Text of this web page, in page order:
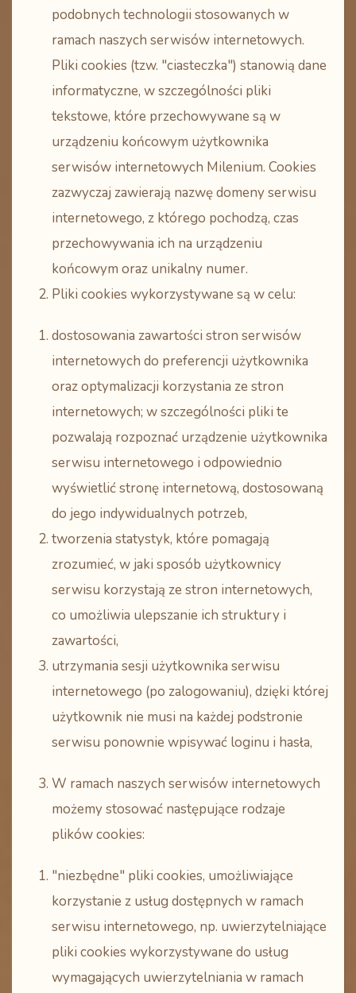
podobnych technologii stosowanych w
ramach naszych serwisów internetowych.
Pliki cookies (tzw. "ciasteczka") stanowią dane
informatyczne, w szczególności pliki
tekstowe, które przechowywane są w
urządzeniu końcowym użytkownika
serwisów internetowych Milenium. Cookies
zazwyczaj zawierają nazwę domeny serwisu
internetowego, z którego pochodzą, czas
przechowywania ich na urządzeniu
końcowym oraz unikalny numer.
Pliki cookies wykorzystywane są w celu:
dostosowania zawartości stron serwisów
internetowych do preferencji użytkownika
oraz optymalizacji korzystania ze stron
internetowych; w szczególności pliki te
pozwalają rozpoznać urządzenie użytkownika
serwisu internetowego i odpowiednio
wyświetlić stronę internetową, dostosowaną
do jego indywidualnych potrzeb,
tworzenia statystyk, które pomagają
zrozumieć, w jaki sposób użytkownicy
serwisu korzystają ze stron internetowych,
co umożliwia ulepszanie ich struktury i
zawartości,
utrzymania sesji użytkownika serwisu
internetowego (po zalogowaniu), dzięki której
użytkownik nie musi na każdej podstronie
serwisu ponownie wpisywać loginu i hasła,
W ramach naszych serwisów internetowych
możemy stosować następujące rodzaje
plików cookies:
"niezbędne" pliki cookies, umożliwiające
korzystanie z usług dostępnych w ramach
serwisu internetowego, np. uwierzytelniające
pliki cookies wykorzystywane do usług
wymagających uwierzytelniania w ramach